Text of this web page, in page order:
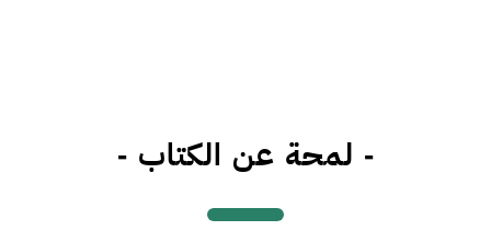
- لمحة عن الكتاب -